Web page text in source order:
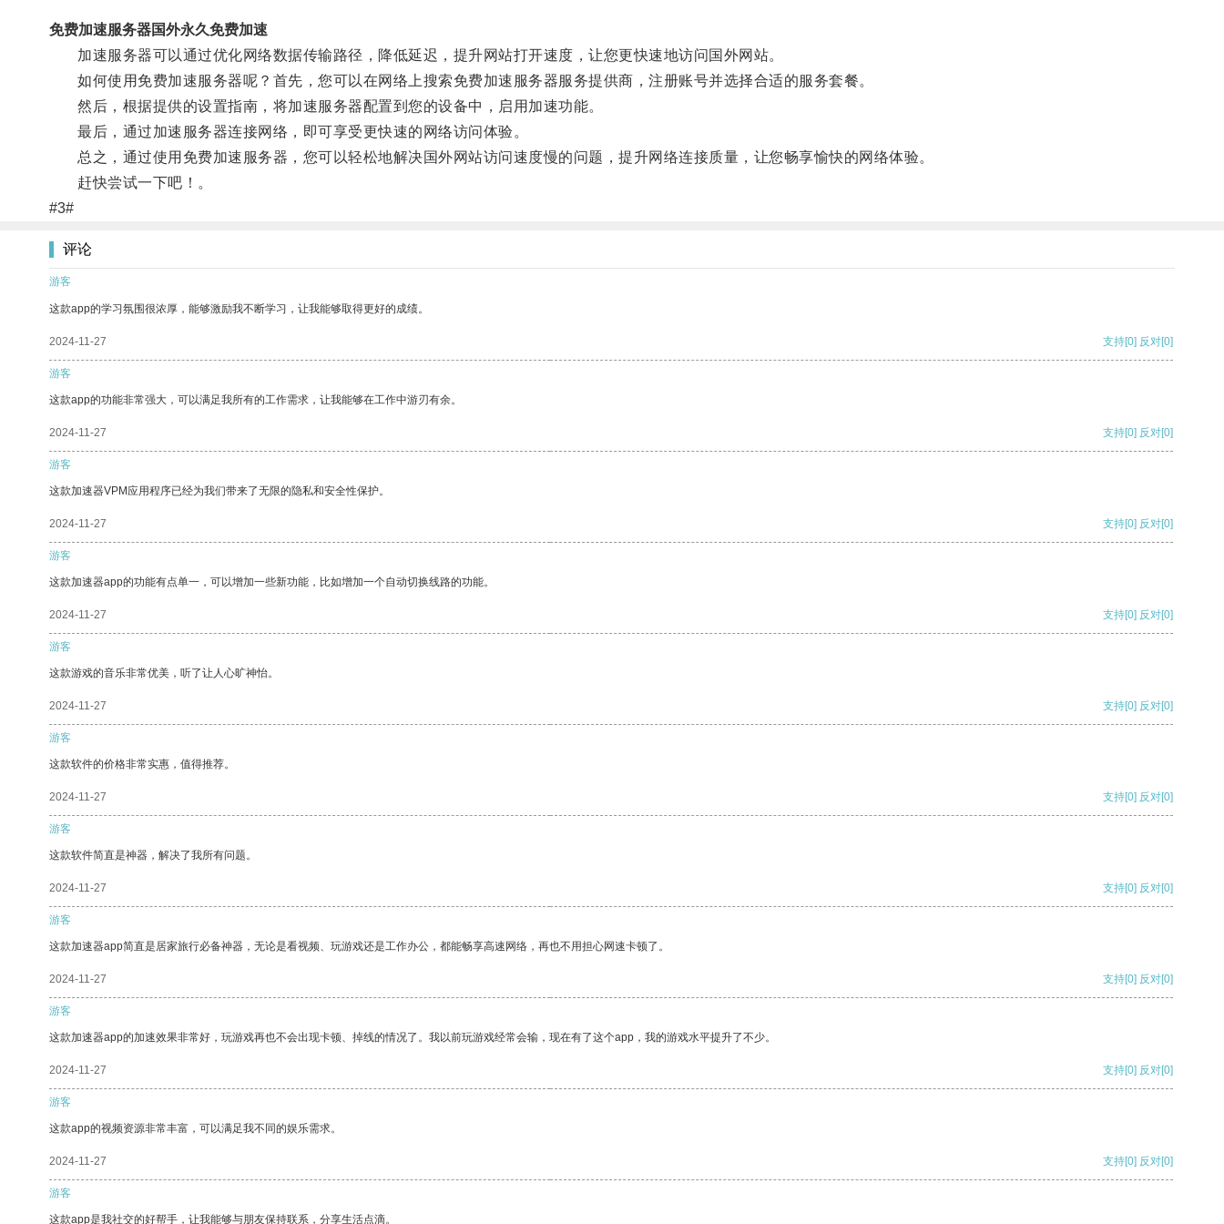
免费加速服务器国外永久免费加速
加速服务器可以通过优化网络数据传输路径，降低延迟，提升网站打开速度，让您更快速地访问国外网站。
如何使用免费加速服务器呢？首先，您可以在网络上搜索免费加速服务器服务提供商，注册账号并选择合适的服务套餐。
然后，根据提供的设置指南，将加速服务器配置到您的设备中，启用加速功能。
最后，通过加速服务器连接网络，即可享受更快速的网络访问体验。
总之，通过使用免费加速服务器，您可以轻松地解决国外网站访问速度慢的问题，提升网络连接质量，让您畅享愉快的网络体验。
赶快尝试一下吧！。
#3#
评论
游客
这款app的学习氛围很浓厚，能够激励我不断学习，让我能够取得更好的成绩。
2024-11-27 支持[0] 反对[0]
游客
这款app的功能非常强大，可以满足我所有的工作需求，让我能够在工作中游刃有余。
2024-11-27 支持[0] 反对[0]
游客
这款加速器VPM应用程序已经为我们带来了无限的隐私和安全性保护。
2024-11-27 支持[0] 反对[0]
游客
这款加速器app的功能有点单一，可以增加一些新功能，比如增加一个自动切换线路的功能。
2024-11-27 支持[0] 反对[0]
游客
这款游戏的音乐非常优美，听了让人心旷神怡。
2024-11-27 支持[0] 反对[0]
游客
这款软件的价格非常实惠，值得推荐。
2024-11-27 支持[0] 反对[0]
游客
这款软件简直是神器，解决了我所有问题。
2024-11-27 支持[0] 反对[0]
游客
这款加速器app简直是居家旅行必备神器，无论是看视频、玩游戏还是工作办公，都能畅享高速网络，再也不用担心网速卡顿了。
2024-11-27 支持[0] 反对[0]
游客
这款加速器app的加速效果非常好，玩游戏再也不会出现卡顿、掉线的情况了。我以前玩游戏经常会输，现在有了这个app，我的游戏水平提升了不少。
2024-11-27 支持[0] 反对[0]
游客
这款app的视频资源非常丰富，可以满足我不同的娱乐需求。
2024-11-27 支持[0] 反对[0]
游客
这款app是我社交的好帮手，让我能够与朋友保持联系，分享生活点滴。